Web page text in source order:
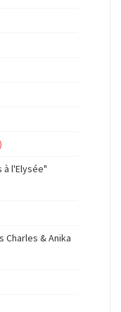
à l'Elysée"
Charles & Anika